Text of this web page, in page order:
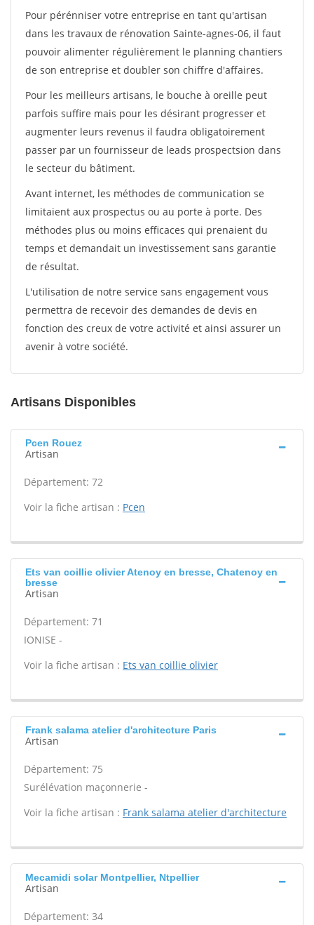
Pour pérénniser votre entreprise en tant qu'artisan
dans les travaux de rénovation Sainte-agnes-06, il faut
pouvoir alimenter régulièrement le planning chantiers
de son entreprise et doubler son chiffre d'affaires.
Pour les meilleurs artisans, le bouche à oreille peut
parfois suffire mais pour les désirant progresser et
augmenter leurs revenus il faudra obligatoirement
passer par un fournisseur de leads prospectsion dans
le secteur du bâtiment.
Avant internet, les méthodes de communication se
limitaient aux prospectus ou au porte à porte. Des
méthodes plus ou moins efficaces qui prenaient du
temps et demandait un investissement sans garantie
de résultat.
L'utilisation de notre service sans engagement vous
permettra de recevoir des demandes de devis en
fonction des creux de votre activité et ainsi assurer un
avenir à votre société.
Artisans Disponibles
Pcen Rouez
Artisan
Département: 72
Voir la fiche artisan : Pcen
Ets van coillie olivier Atenoy en bresse, Chatenoy en
bresse
Artisan
Département: 71
IONISE -
Voir la fiche artisan : Ets van coillie olivier
Frank salama atelier d'architecture Paris
Artisan
Département: 75
Surélévation maçonnerie -
Voir la fiche artisan : Frank salama atelier d'architecture
Mecamidi solar Montpellier, Ntpellier
Artisan
Département: 34